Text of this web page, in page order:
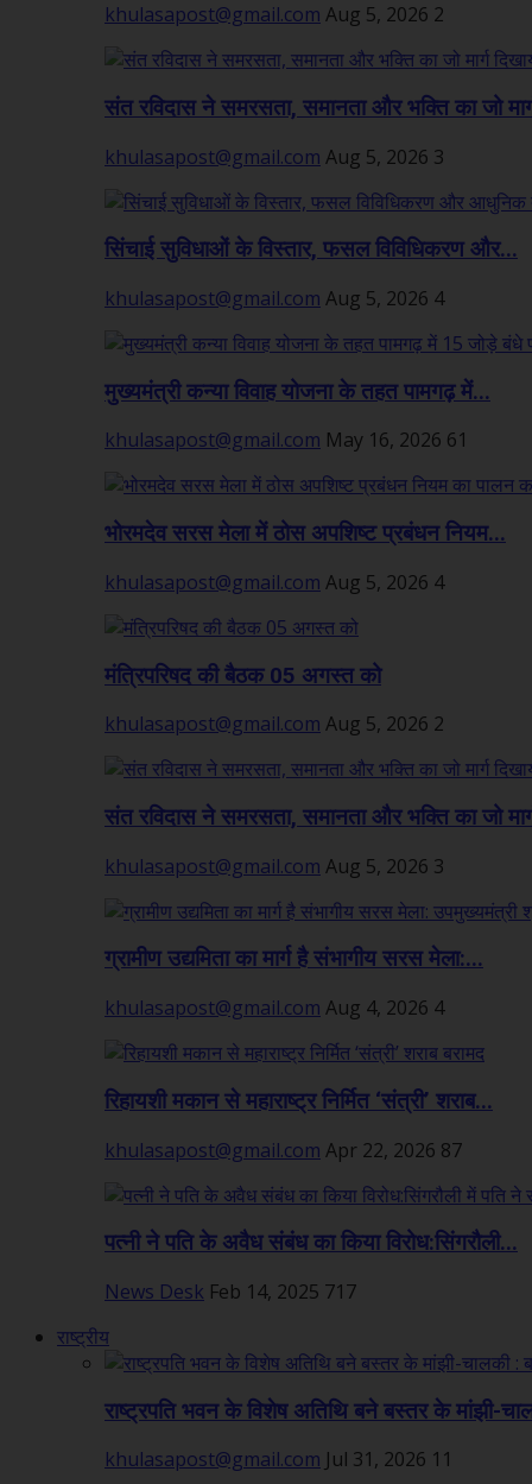
khulasapost@gmail.com Aug 5, 2026 2
संत रविदास ने समरसता, समानता और भक्ति का जो
khulasapost@gmail.com Aug 5, 2026 3
सिंचाई सुविधाओं के विस्तार, फसल विविधिकरण और...
khulasapost@gmail.com Aug 5, 2026 4
मुख्यमंत्री कन्या विवाह योजना के तहत पामगढ़ में...
khulasapost@gmail.com May 16, 2026 61
भोरमदेव सरस मेला में ठोस अपशिष्ट प्रबंधन नियम...
khulasapost@gmail.com Aug 5, 2026 4
मंत्रिपरिषद की बैठक 05 अगस्त को
khulasapost@gmail.com Aug 5, 2026 2
संत रविदास ने समरसता, समानता और भक्ति का जो
khulasapost@gmail.com Aug 5, 2026 3
ग्रामीण उद्यमिता का मार्ग है संभागीय सरस मेला:...
khulasapost@gmail.com Aug 4, 2026 4
रिहायशी मकान से महाराष्ट्र निर्मित ‘संत्री’ शराब...
khulasapost@gmail.com Apr 22, 2026 87
पत्नी ने पति के अवैध संबंध का किया विरोध:सिंगरौली...
News Desk Feb 14, 2025 717
राष्ट्रीय
राष्ट्रपति भवन के विशेष अतिथि बने बस्तर के मांझी-
khulasapost@gmail.com Jul 31, 2026 11